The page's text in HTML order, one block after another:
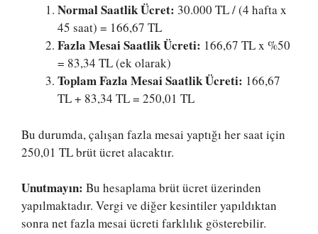
Normal Saatlik Ücret: 30.000 TL / (4 hafta x
45 saat) = 166,67 TL
Fazla Mesai Saatlik Ücreti: 166,67 TL x %50
= 83,34 TL (ek olarak)
Toplam Fazla Mesai Saatlik Ücreti: 166,67
TL + 83,34 TL = 250,01 TL
Bu durumda, çalışan fazla mesai yaptığı her saat için
250,01 TL brüt ücret alacaktır.
Unutmayın: Bu hesaplama brüt ücret üzerinden
yapılmaktadır. Vergi ve diğer kesintiler yapıldıktan
sonra net fazla mesai ücreti farklılık gösterebilir.